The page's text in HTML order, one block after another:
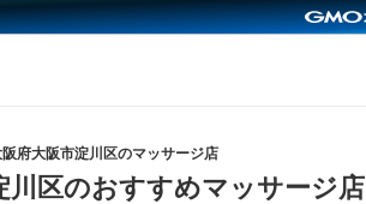
府大阪市淀川区のマッサージ店
川区のおすすめマッサージ店